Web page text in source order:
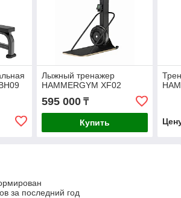
Лыжный тренажер
HAMMERGYM XF02
595 000₸
Купить
за последний год